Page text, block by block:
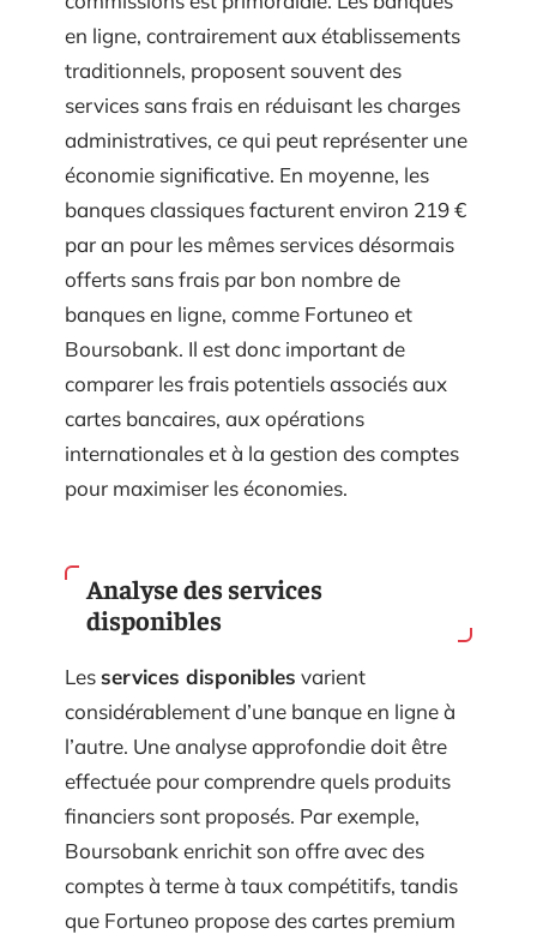
en ligne, contrairement aux établissements
traditionnels, proposent souvent des
services sans frais en réduisant les charges
administratives, ce qui peut représenter une
économie significative. En moyenne, les
banques classiques facturent environ 219 €
par an pour les mêmes services désormais
offerts sans frais par bon nombre de
banques en ligne, comme Fortuneo et
Boursobank. Il est donc important de
comparer les frais potentiels associés aux
cartes bancaires, aux opérations
internationales et à la gestion des comptes
pour maximiser les économies.
Analyse des services
disponibles
Lesservices disponibles varient
considérablement d’une banque en ligne à
l’autre. Une analyse approfondie doit être
effectuée pour comprendre quels produits
financiers sont proposés. Par exemple,
Boursobank enrichit son offre avec des
comptes à terme à taux compétitifs, tandis
que Fortuneo propose des cartes premium